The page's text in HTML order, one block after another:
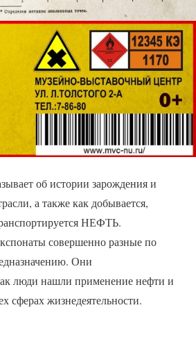
об истории зарождения и
а также как добывается,
НЕФТЬ.
совершенно разные по
Они
люди нашли применение нефти и
сферах жизнедеятельности.